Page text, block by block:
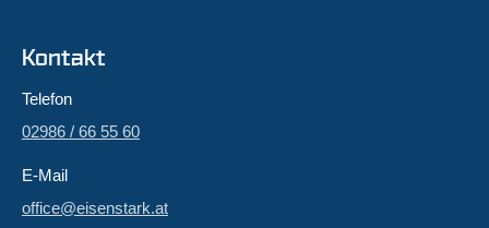
Kontakt
Telefon
02986 / 66 55 60
E-Mail
office@eisenstark.at